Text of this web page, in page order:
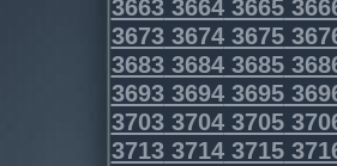
366336643665
367336743675
368336843685
369336943695
370337043705
371337143715